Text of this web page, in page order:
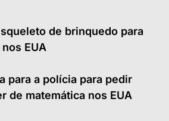
de brinquedo para
EUA
para a polícia para pedir
de matemática nos EUA